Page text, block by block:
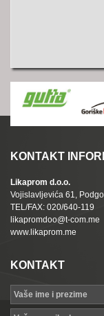
KONTAKT
Likaprom d.o.o.
Vojislavljevića 61,
TEL/FAX: 020/640-119
likapromdoo@t-com.me
www.likaprom.me
KONTAKT